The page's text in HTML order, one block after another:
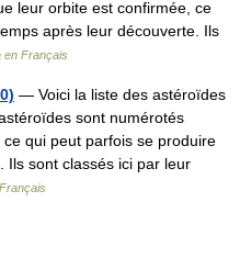
leur orbite est confirmée, ce
après leur découverte. Ils
en Français
— Voici la liste des astéroïdes
sont numérotés
qui peut parfois se produire
Ils sont classés ici par leur